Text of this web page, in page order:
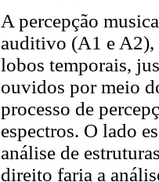
A percepção
auditivo (A1 e A2),
lobos temporais,
ouvidos por meio
processo de
espectros. O lado
análise de
direito faria a